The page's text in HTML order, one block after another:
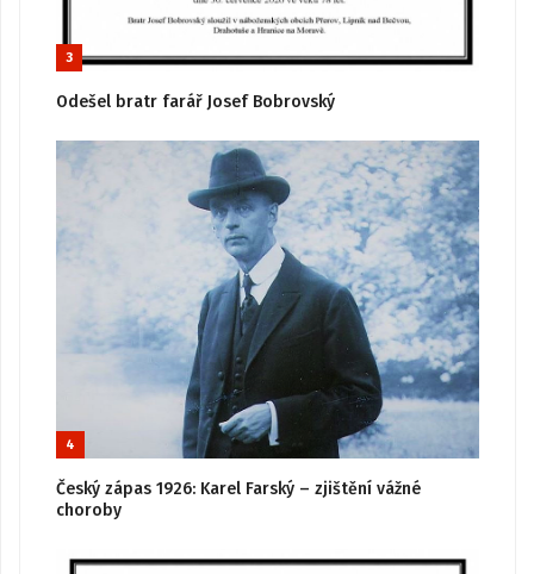
3
Odešel bratr farář Josef Bobrovský
4
Český zápas 1926: Karel Farský – zjištění vážné
choroby